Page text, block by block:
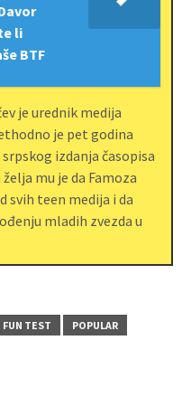
li
BTF
je urednik medija
je pet godina
izdanja časopisa
želja mu je da Famoza
svih teen medija i da
mladih zvezda u
FUN TEST
POPULAR